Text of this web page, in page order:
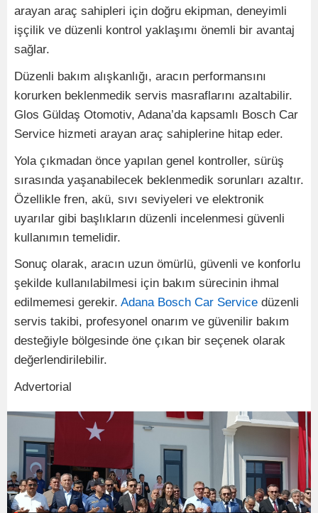
arayan araç sahipleri için doğru ekipman, deneyimli
işçilik ve düzenli kontrol yaklaşımı önemli bir avantaj
sağlar.
Düzenli bakım alışkanlığı, aracın performansını
korurken beklenmedik servis masraflarını azaltabilir.
Glos Güldaş Otomotiv, Adana’da kapsamlı Bosch Car
Service hizmeti arayan araç sahiplerine hitap eder.
Yola çıkmadan önce yapılan genel kontroller, sürüş
sırasında yaşanabilecek beklenmedik sorunları azaltır.
Özellikle fren, akü, sıvı seviyeleri ve elektronik
uyarılar gibi başlıkların düzenli incelenmesi güvenli
kullanımın temelidir.
Sonuç olarak, aracın uzun ömürlü, güvenli ve konforlu
şekilde kullanılabilmesi için bakım sürecinin ihmal
edilmemesi gerekir. Adana Bosch Car Service düzenli
servis takibi, profesyonel onarım ve güvenilir bakım
desteğiyle bölgesinde öne çıkan bir seçenek olarak
değerlendirilebilir.
Advertorial